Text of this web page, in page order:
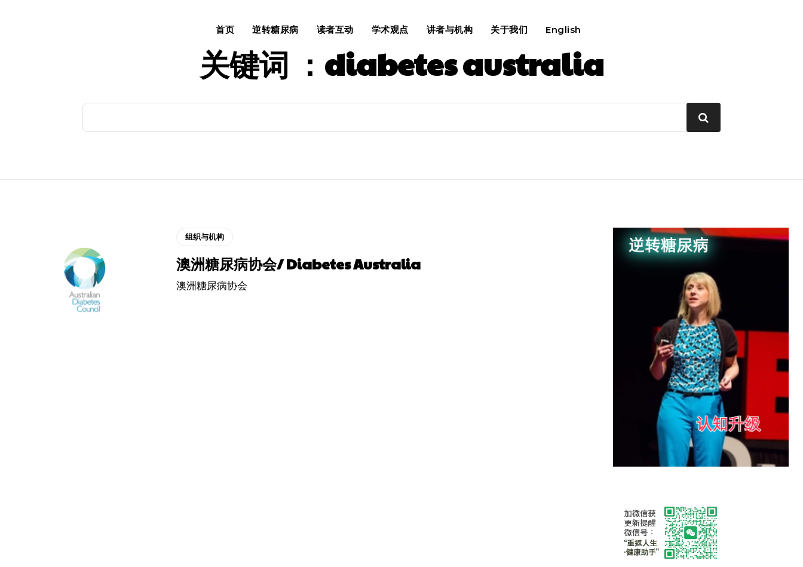
首页 逆转糖尿病 读者互动 学术观点 讲者与机构 关于我们 English
关键词 ： diabetes australia
组织与机构
澳洲糖尿病协会/ Diabetes Australia
澳洲糖尿病协会